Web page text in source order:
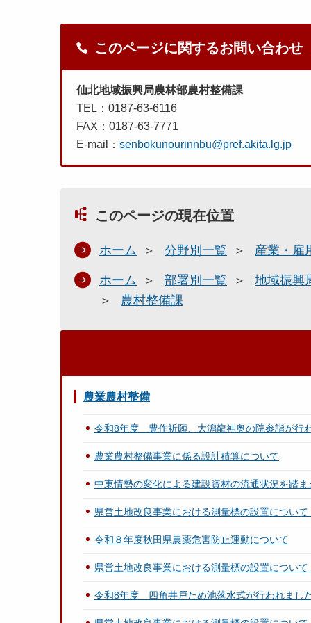
このページに関するお問い合わせ
仙北地域振興局農林部農村整備課
TEL：0187-63-6116
FAX：0187-63-7771
E-mail： senbokunourinnbu@pref.akita.lg.jp
このページの現在位置
ホーム 分野別一覧 産業・雇
ホーム 部署別一覧
地域振興
農村整備課
農業農村整備
令和8年度 豊作祈願、大潟龍神奥の院参詣が行
農業農村整備事業に係る設計積算について
中東情勢の変化による建設資材の流通状況を踏
県営土地改良事業における測量標の設置につい
令和８年度秋田県農薬危害防止運動について
県営土地改良事業における測量標の設置につい
令和8年度 四角井戸ため池落水式が行われまし